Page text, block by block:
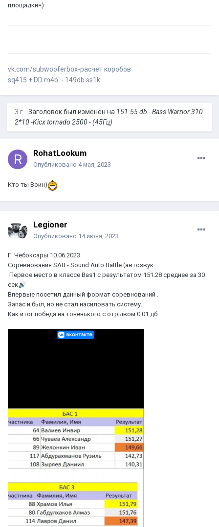
площадки=)
vk.com/subwooferbox-расчет коробов
sq415 + DD m4b - 149db ss1k
3 г Заголовок был изменен на 151.55 db - Bass Warrior 310
2*10 -Kicx tornado 2500 - (45Гц)
RohatLookum
Опубликовано 4 мая, 2023
Кто ты Воин)
Legioner
Опубликовано 14 июня, 2023
Г. Чебоксары 10.06.2023
Соревнования SAB - Sound Auto Battle (автозвук
Первое место в классе Bas1 с результатом 151.28 среднее за 30
сек🔊
Впервые посетил данный формат соревнований .
Запас и был, но не стал насиловать систему.
Как итог победа на тоненького с отрывом 0.01 дб